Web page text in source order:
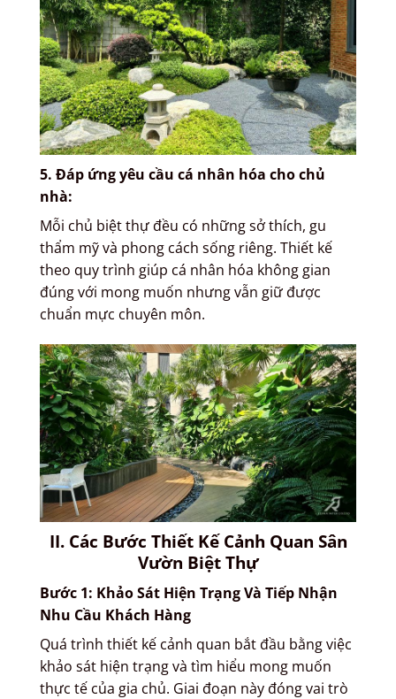
5. Đáp ứng yêu cầu cá nhân hóa cho chủ
nhà:
Mỗi chủ biệt thự đều có những sở thích, gu
thẩm mỹ và phong cách sống riêng. Thiết kế
theo quy trình giúp cá nhân hóa không gian
đúng với mong muốn nhưng vẫn giữ được
chuẩn mực chuyên môn.
II. Các Bước Thiết Kế Cảnh Quan Sân
Vườn Biệt Thự
Bước 1: Khảo Sát Hiện Trạng Và Tiếp Nhận
Nhu Cầu Khách Hàng
Quá trình thiết kế cảnh quan bắt đầu bằng việc
khảo sát hiện trạng và tìm hiểu mong muốn
thực tế của gia chủ. Giai đoạn này đóng vai trò